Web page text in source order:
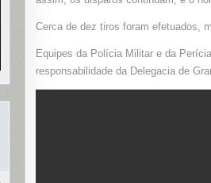
Cerca de dez tiros foram efetuados,
Equipes da Polícia Militar e da
responsabilidade da Delegacia de